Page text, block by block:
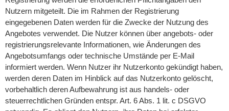
Nutzern mitgeteilt. Die im Rahmen der Registrierung
eingegebenen Daten werden für die Zwecke der Nutzung des
Angebotes verwendet. Die Nutzer können über angebots- oder
registrierungsrelevante Informationen, wie Änderungen des
Angebotsumfangs oder technische Umstände per E-Mail
informiert werden. Wenn Nutzer ihr Nutzerkonto gekündigt haben,
werden deren Daten im Hinblick auf das Nutzerkonto gelöscht,
vorbehaltlich deren Aufbewahrung ist aus handels- oder
steuerrechtlichen Gründen entspr. Art. 6 Abs. 1 lit. c DSGVO